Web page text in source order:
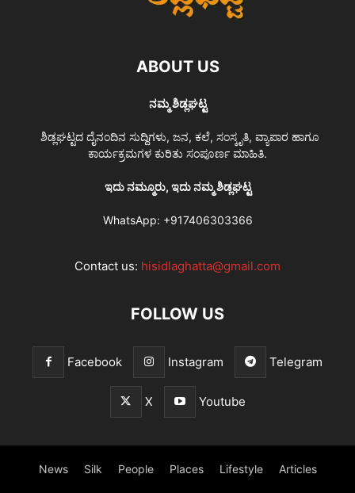
ABOUT US
ನಮ್ಮ ಶಿಡ್ಲಘಟ್ಟ
ಶಿಡ್ಲಘಟ್ಟದ ದೈನಂದಿನ ಸುದ್ದಿಗಳು, ಜನ, ಕಲೆ, ಸಂಸ್ಕೃತಿ, ವ್ಯಾಪಾರ ಹಾಗೂ
ಕಾರ್ಯಕ್ರಮಗಳ ಕುರಿತು ಸಂಪೂರ್ಣ ಮಾಹಿತಿ.
ಇದು ನಮ್ಮೂರು, ಇದು ನಮ್ಮ ಶಿಡ್ಲಘಟ್ಟ
WhatsApp: +917406303366
Contact us: hisidlaghatta@gmail.com
FOLLOW US
Facebook Instagram Telegram
X Youtube
News Silk People Places Lifestyle Articles